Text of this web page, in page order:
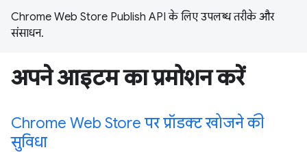
Chrome Web Store Publish API के लिए उपलब्ध तरीके और
संसाधन.
अपने आइटम का प्रमोशन करें
Chrome Web Store पर प्रॉडक्ट खोजने की
सुविधा